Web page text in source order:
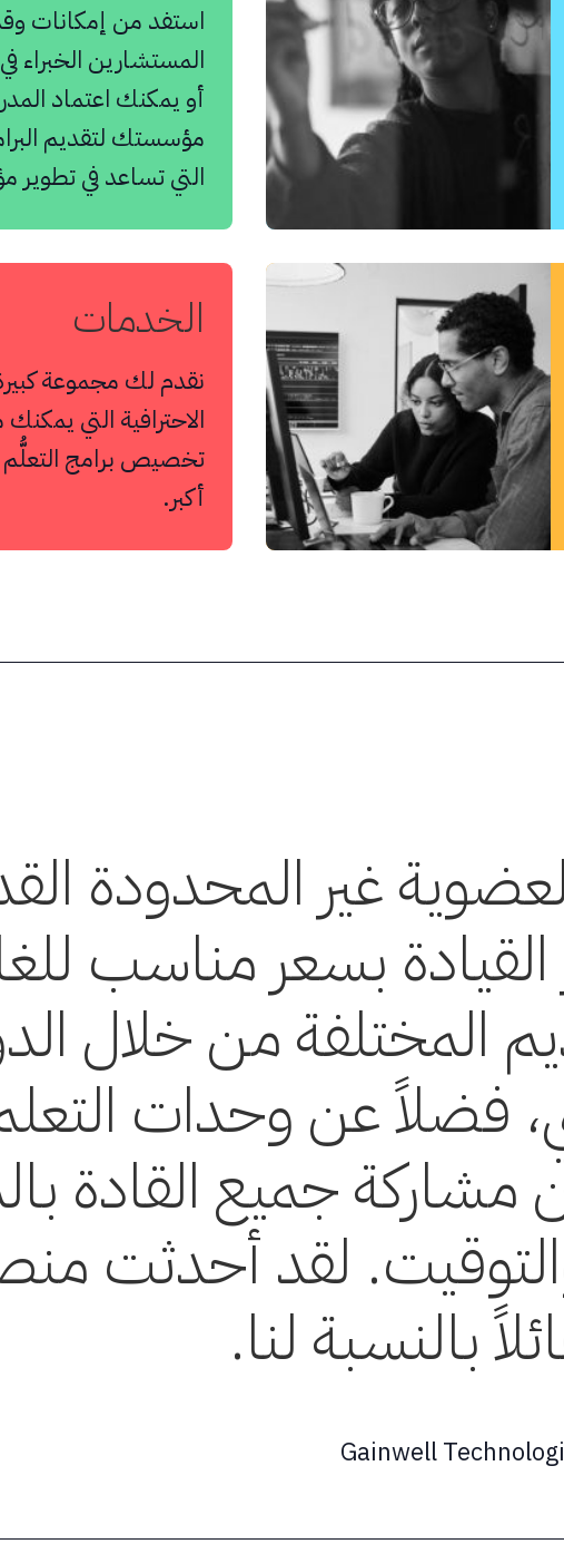
استفد من إمكانات
المستشارين الخبراء
أو يمكنك اعتماد
مؤسستك لتقديم
التي تساعد في
الخدمات
نقدم لك مجموعة
الاحترافية التي
تخصيص برامج التعلُّم
أكبر.
غير المحدودة
القيادة بسعر مناسب
المختلفة من خلال
فضلاً عن وحدات
مشاركة جميع القادة
لقد أحدثت
بالنسبة لنا.